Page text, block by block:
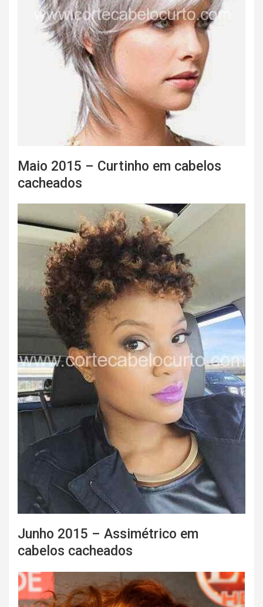
Maio 2015 – Curtinho em cabelos
cacheados
Junho 2015 – Assimétrico em
cabelos cacheados